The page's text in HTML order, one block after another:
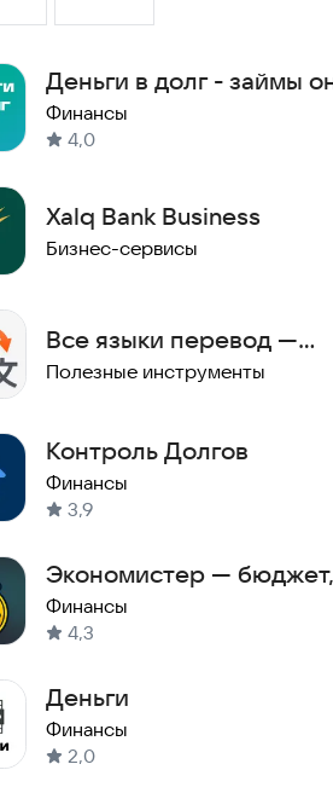
Деньги в долг - займы
Финансы
4,0
Xalq Bank Business
Бизнес-сервисы
Все языки перевод —
Переводчик с камеры и
Полезные инструменты
Контроль Долгов
Финансы
3,9
Экономистер — бюджет,
доходы и расходы
Финансы
4,3
Деньги
Финансы
2,0